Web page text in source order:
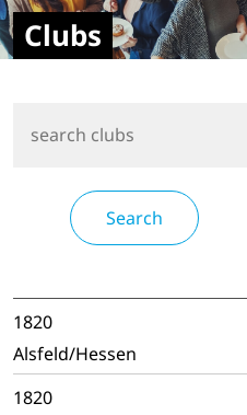
Clubs
1820
Alsfeld/Hessen
1820